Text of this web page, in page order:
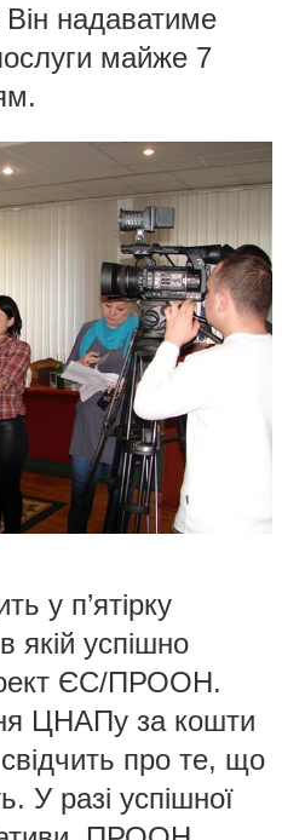
надаватиме
майже 7
у п’ятірку
якій успішно
ЄС/ПРООН.
ЦНАПу за кошти
про те, що
У разі успішної